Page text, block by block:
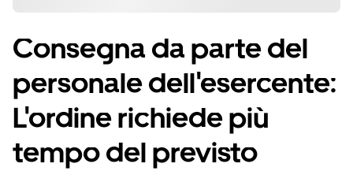
Consegna da parte del
personale dell'esercente:
L'ordine richiede più
tempo del previsto